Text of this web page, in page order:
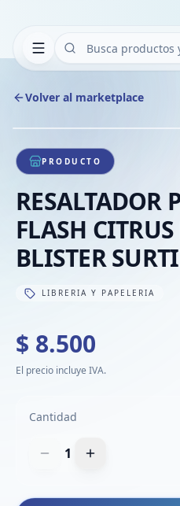
Volver al marketplace
1/1
PRODUCTO
RESALTADOR
FLASH
BLISTER
LIBRERIA Y PAPELERIA
$ 8.500
El precio incluye IVA.
Cantidad
1